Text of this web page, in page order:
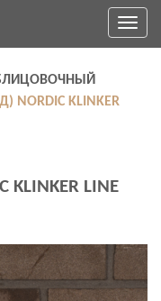
Toggle
NORDIC KLINKER
LINE